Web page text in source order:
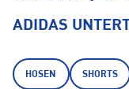
ADIDAS
HOSEN SHORTS